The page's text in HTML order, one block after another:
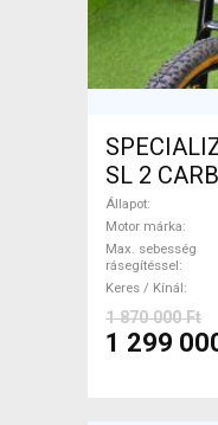
SL 2
össztelós
használt
Állapot
Motor márka
Max. sebesség
rásegítéssel
Keres / Kínál
1 870 000 Ft
1 299